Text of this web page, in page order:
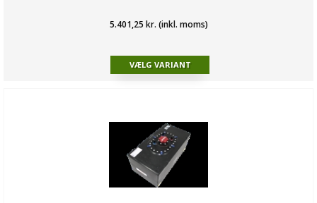
5.401,25 kr. (inkl. moms)